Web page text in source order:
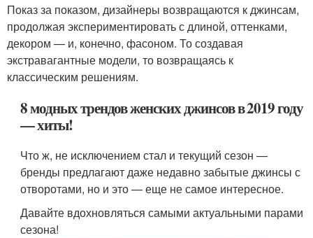
Показ за показом, дизайнеры возвращаются к джинсам,
продолжая экспериментировать с длиной, оттенками,
декором — и, конечно, фасоном. То создавая
экстравагантные модели, то возвращаясь к
классическим решениям.
8 модных трендов женских джинсов в 2019 году
— хиты!
Что ж, не исключением стал и текущий сезон —
бренды предлагают даже недавно забытые джинсы с
отворотами, но и это — еще не самое интересное.
Давайте вдохновляться самыми актуальными парами
сезона!